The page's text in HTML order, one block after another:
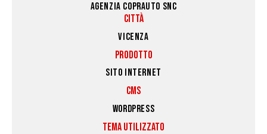
AGENZIA COPRAUTO SNC
CITTÀ
VICENZA
PRODOTTO
SITO INTERNET
CMS
WORDPRESS
TEMA UTILIZZATO